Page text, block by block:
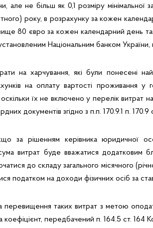
але не більш як 0,1 розміру мінімальної
року, в розрахунку за кожен
80 євро за кожен календарний день
Національним банком
на харчування, які були понесені
на оплату вартості проживання у
їх не включено у перелік витрат
документів згідно з п.п. 170.9.1 п.
за рішенням керівника юридичної
витрат буде вважатися додатковим
до складу загального місячного
податком на доходи фізичних осіб за
перевищення таких витрат з метою
коефіцієнт, передбачений п. 164.5 ст. 164